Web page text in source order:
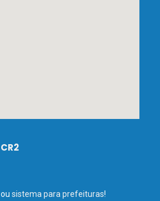
ou sistema para prefeituras!